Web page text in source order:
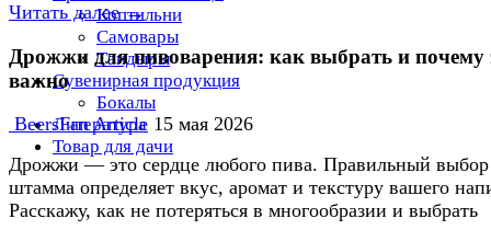
Коптильни
Самовары
Тандыры
Сувенирная продукция
Бокалы
Литература
Товар для дачи
Читать далее →
Дрожжи для пивоварения: как выбрать и почему
важно
BeersFan Article 15 мая 2026
Дрожжи — это сердце любого пива. Правильный выбор
штамма определяет вкус, аромат и текстуру вашего
Расскажу, как не потеряться в многообразии и выбрать